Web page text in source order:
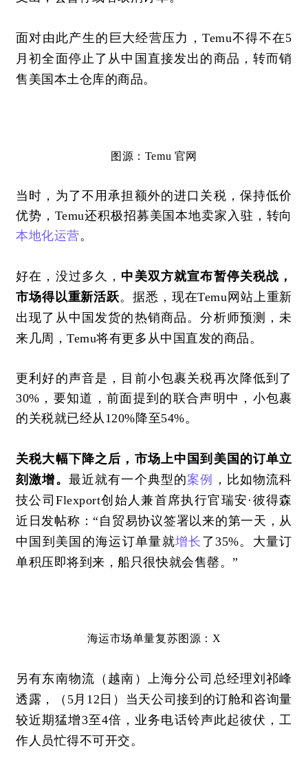
面对由此产生的巨大经营压力，Temu不得不在5
月初全面停止了从中国直接发出的商品，转而销
售 美国本土仓库的商品。
图源： Temu 官网
当时，为了不用承担额外的进口关税，保持低价
优势， Temu还积极招募美国本地卖家入驻，转向
本地化运营。
好在，没过多久， 中美双方就宣布暂停关税战，
市场得以重新活跃。据悉，现在Temu网站上重新
出现了从中国发货的热销商品。分析师预测，未
来几周，Temu将有更多从中国直发的商品。
更利好的声音是，目前小包裹关税再次降低到了
30%，要知道，前面提到的联合声明中，小包裹
的关税就已经从120%降至54%。
关税大幅下降之后，市场上中国到美国的订单立
刻激增。 最近就有一个典型的案例
，比如物流科
技公司Flexport创始人兼首席执行官瑞安·彼得森
近日发帖称：“自贸易协议签署以来的第一天，从
中国到美国的海运订单量就增长 了35%。大量订
单积压即将到来，船只很快就会售罄。”
海运市场单量复苏图源： X
另有东南物流（越南） 上海分公司总经理刘祁峰
透露，
（ 5月12日） 当天公司接到的订舱和咨询量
较近期猛增3至4倍，业务电话铃声此起彼伏，工
作人员忙得不可开交。